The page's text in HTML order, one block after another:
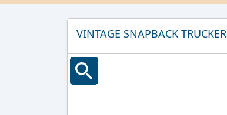
VINTAGE SNAPBACK TRUCKER